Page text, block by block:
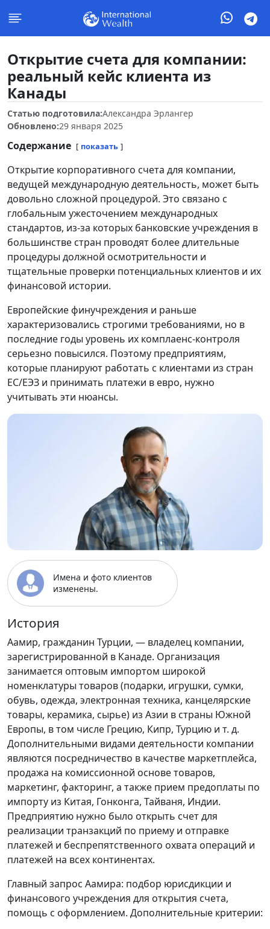
Открытие счета для компании:
реальный кейс клиента из
Канады
Статью подготовила:Александра Эрлангер
Обновлено:29 января 2025
Содержание показать
Открытие корпоративного счета для компании,
ведущей международную деятельность, может быть
довольно сложной процедурой. Это связано с
глобальным ужесточением международных
стандартов, из-за которых банковские учреждения в
большинстве стран проводят более длительные
процедуры должной осмотрительности и
тщательные проверки потенциальных клиентов и их
финансовой истории.
Европейские финучреждения и раньше
характеризовались строгими требованиями, но в
последние годы уровень их комплаенс-контроля
серьезно повысился. Поэтому предприятиям,
которые планируют работать с клиентами из стран
ЕС/ЕЭЗ и принимать платежи в евро, нужно
учитывать эти нюансы.
Имена и фото клиентов
изменены.
История
Аамир, гражданин Турции, — владелец компании,
зарегистрированной в Канаде. Организация
занимается оптовым импортом широкой
номенклатуры товаров (подарки, игрушки, сумки,
обувь, одежда, электронная техника, канцелярские
товары, керамика, сырье) из Азии в страны Южной
Европы, в том числе Грецию, Кипр, Турцию и т. д.
Дополнительными видами деятельности компании
являются посредничество в качестве маркетплейса,
продажа на комиссионной основе товаров,
маркетинг, факторинг, а также прием предоплаты по
импорту из Китая, Гонконга, Тайваня, Индии.
Предприятию нужно было открыть счет для
реализации транзакций по приему и отправке
платежей и беспрепятственного охвата операций и
платежей на всех континентах.
Главный запрос Аамира: подбор юрисдикции и
финансового учреждения для открытия счета,
помощь с оформлением. Дополнительные критерии: